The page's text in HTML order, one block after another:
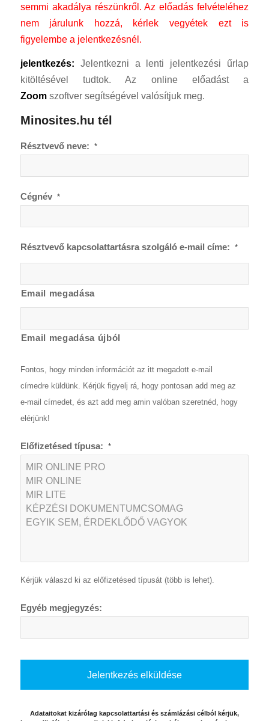
semmi akadálya részünkről.Az előadás felvételéhez
nem járulunk hozzá, kérlek vegyétek ezt is
figyelembe a jelentkezésnél.
jelentkezés: Jelentkezni a lenti jelentkezési űrlap
kitöltésével tudtok. Az online előadást a
Zoomszoftver segítségével valósítjuk meg.
Minosites.hu tél
Résztvevő neve: *
Cégnév *
Résztvevő kapcsolattartásra szolgáló e-mail címe: *
Email megadása
Email megadása újból
Fontos, hogy minden információt az itt megadott e-mail
címedre küldünk. Kérjük figyelj rá, hogy pontosan add meg az
e-mail címedet, és azt add meg amin valóban szeretnéd, hogy
elérjünk!
Előfizetésed típusa: *
Kérjük válaszd ki az előfizetésed típusát (több is lehet).
Egyéb megjegyzés:
Adataitokat kizárólag kapcsolattartási és számlázási célból kérjük,